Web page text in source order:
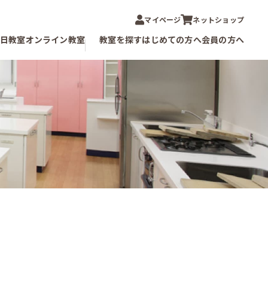
マイページ ネットショップ
教室オンライン教室 教室を探すはじめての方へ会員の方へ